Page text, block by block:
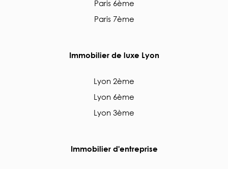
Paris 6ème
Paris 7ème
Immobilier de luxe Lyon
Lyon 2ème
Lyon 6ème
Lyon 3ème
Immobilier d'entreprise